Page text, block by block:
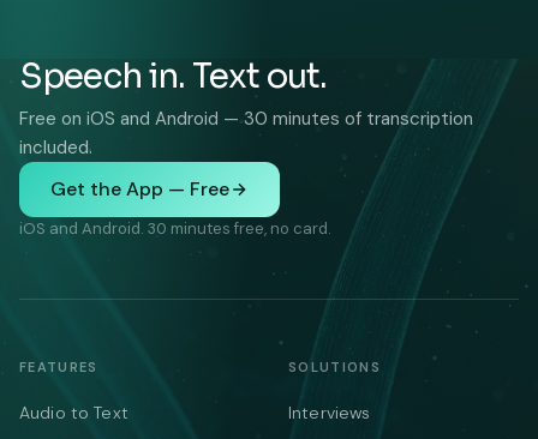
Speech in. Text out.
Free on iOS and Android — 30 minutes of transcription
included.
Get the App — Free
iOS and Android. 30 minutes free, no card.
FEATURES
Audio to Text
SOLUTIONS
Interviews